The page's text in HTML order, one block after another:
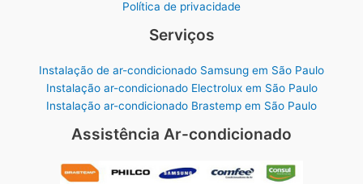
Política de privacidade
Serviços
Instalação de ar-condicionado Samsung em São Paulo
Instalação ar-condicionado Electrolux em São Paulo
Instalação ar-condicionado Brastemp em São Paulo
Assistência Ar-condicionado